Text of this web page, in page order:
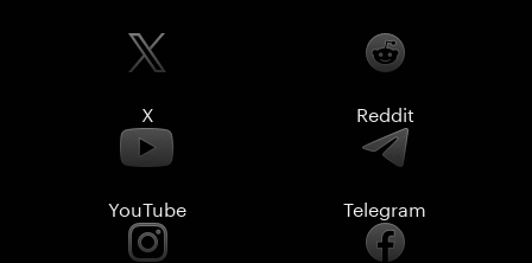
X Reddit
YouTube Telegram